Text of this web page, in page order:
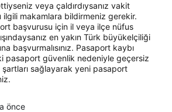
veya çaldırdıysanız vakit
makamlara bildirmeniz gerekir.
başvurusu için il veya ilçe nüfus
en yakın Türk büyükelçiliği
başvurmalısınız. Pasaport kaybı
pasaport güvenlik nedeniyle geçersiz
sağlayarak yeni pasaport
önce